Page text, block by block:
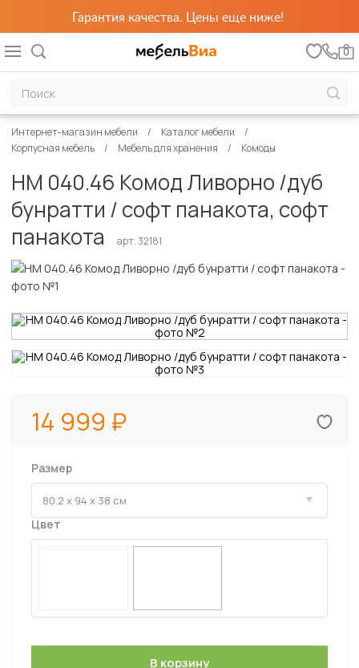
Гарантия качества. Цены еще ниже!
0
Интернет-магазин мебели
Каталог мебели
Корпусная мебель
Мебель для хранения Комоды
НМ 040.46 Комод Ливорно /дуб
бунратти / софт панакота, софт
панакота
арт. 32181
14 999
Размер
Цвет